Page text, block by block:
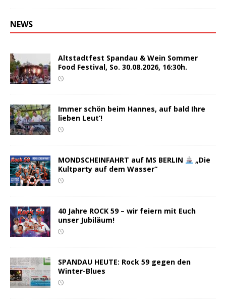
NEWS
Altstadtfest Spandau & Wein Sommer
Food Festival, So. 30.08.2026, 16:30h.
Immer schön beim Hannes, auf bald Ihre
lieben Leut‘!
MONDSCHEINFAHRT auf MS BERLIN
„Die
Kultparty auf dem Wasser“
40 Jahre ROCK 59 – wir feiern mit Euch
unser Jubiläum!
SPANDAU HEUTE: Rock 59 gegen den
Winter-Blues